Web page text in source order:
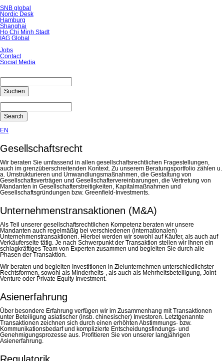
SNB global
Nordic Desk
Hamburg
Shanghai
Ho Chi Minh Stadt
IAG Global
Jobs
Contact
Social Media
Suchen
Search
EN
Gesellschaftsrecht
Wir beraten Sie umfassend in allen gesellschaftsrechtlichen Fragestellungen,
auch im grenzüberschreitenden Kontext. Zu unserem Beratungsportfolio zählen u.
a. Umstrukturieren und Umwandlungsmaßnahmen, die Gestaltung von
Gesellschaftsverträgen und Gesellschaftervereinbarungen, die Vertretung von
Mandanten in Gesellschafterstreitigkeiten, Kapitalmaßnahmen und
Gesellschaftsgründungen bzw. Greenfield-Investments.
Unternehmenstransaktionen (M&A)
Als Teil unserer gesellschaftsrechtlichen Kompetenz beraten wir unsere
Mandanten auch regelmäßig bei verschiedenen (internationalen)
Unternehmenstransaktionen. Hierbei werden wir sowohl auf Käufer, als auch auf
Verkäuferseite tätig. Je nach Schwerpunkt der Transaktion stellen wir Ihnen ein
schlagkräftiges Team von Experten zusammen und begleiten Sie durch alle
Phasen der Transaktion.
Wir beraten und begleiten Investitionen in Zielunternehmen unterschiedlichster
Rechtsformen, sowohl als Minderheits-, als auch als Mehrheitsbeteiligung, Joint
Venture oder Private Equity Investment.
Asienerfahrung
Über besondere Erfahrung verfügen wir im Zusammenhang mit Transaktionen
unter Beteiligung asiatischer (insb. chinesischer) Investoren. Letztgenannte
Transaktionen zeichnen sich durch einen erhöhten Abstimmungs- bzw.
Kommunikationsbedarf und komplizierte Entscheidungsfindungs- und
Genehmigungsprozesse aus. Profitieren Sie von unserer langjährigen
Asienerfahrung.